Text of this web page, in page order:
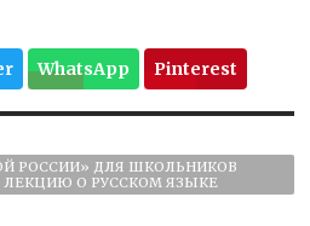
WhatsApp Pinterest
РОССИИ» ДЛЯ ШКОЛЬНИКОВ
ЛЕКЦИЮ О РУССКОМ ЯЗЫКЕ